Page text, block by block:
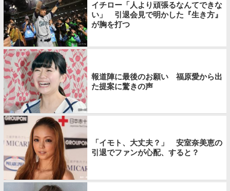
イチロー「人より頑張るなんてできな
い」 引退会見で明かした『生き方』
が胸を打つ
報道陣に最後のお願い 福原愛から出
た提案に驚きの声
「イモト、大丈夫？」 安室奈美恵の
引退でファンが心配、すると？